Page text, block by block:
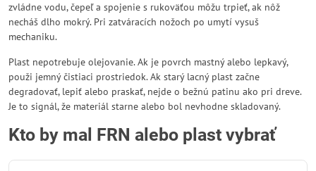
zvládne vodu, čepeľ a spojenie s rukoväťou môžu trpieť, ak nôž
necháš dlho mokrý. Pri zatváracích nožoch po umytí vysuš
mechaniku.
Plast nepotrebuje olejovanie. Ak je povrch mastný alebo lepkavý,
použi jemný čistiaci prostriedok. Ak starý lacný plast začne
degradovať, lepiť alebo praskať, nejde o bežnú patinu ako pri dreve.
Je to signál, že materiál starne alebo bol nevhodne skladovaný.
Kto by mal FRN alebo plast vybrať